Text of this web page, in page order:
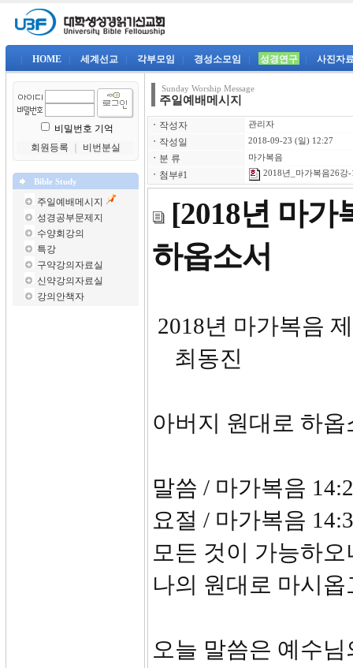
HOME 세계선교 각부모임 경성소모임 성경연구 사진자
비밀번호 기억
회원등록
비번분실
Bible Study
주일예배메시지
성경공부문제지
수양회강의
특강
구약강의자료실
신약강의자료실
강의안책자
Sunday Worship Message
주일예배메시지
ㆍ 작성자 관리자
ㆍ 작성일 2018-09-23 (일) 12:27
ㆍ 분 류 마가복음
ㆍ 첨부#1 2018년_마가복음26강
[2018년 마가
하옵소서
2018년
최동진
아버지 원대로 하옵
말씀 / 마가복음
요절 / 마가복음
모든 것이 가능하
나의 원대로 마시
오늘 말씀은 예수